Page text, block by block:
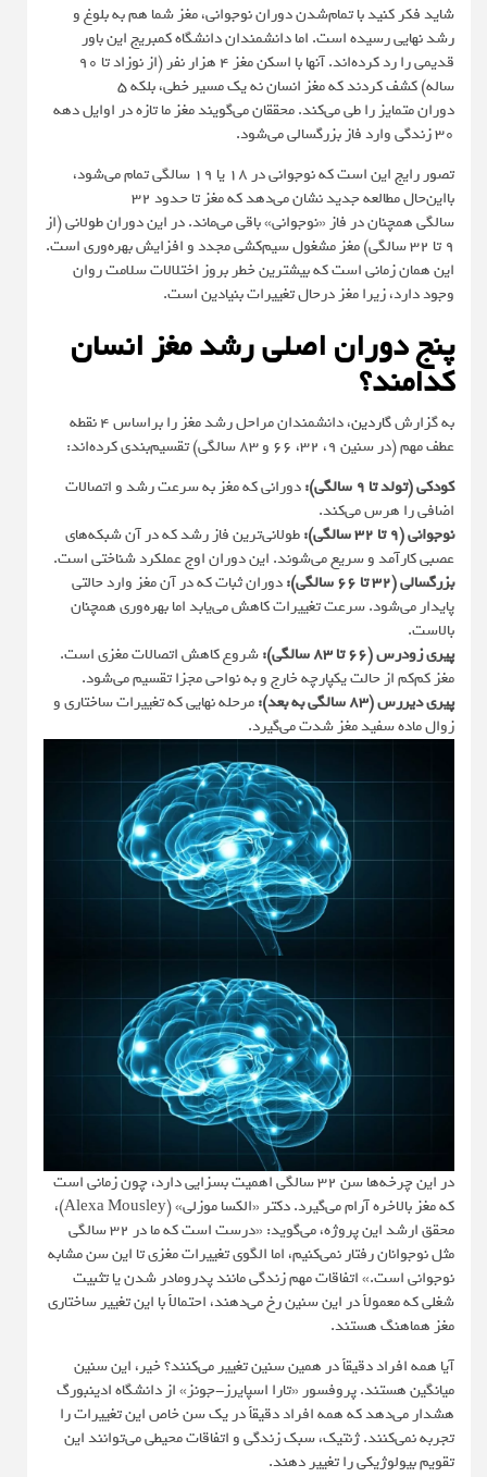
شاید فکر کنید با تمام‌شدن دوران نوجوانی، مغز شما هم به بلوغ و
رشد نهایی رسیده است. اما دانشمندان دانشگاه کمبریج این باور
قدیمی را رد کرده‌اند. آنها با اسکن مغز ۴ هزار نفر (از نوزاد تا ۹۰
ساله) کشف کردند که مغز انسان نه یک مسیر خطی، بلکه ۵
دوران متمایز را طی می‌کند. محققان می‌گویند مغز ما تازه در اوایل دهه
۳۰ زندگی وارد فاز بزرگسالی می‌شود.
تصور رایج این است که نوجوانی در ۱۸ یا ۱۹ سالگی تمام‌ می‌شود،
بااین‌حال مطالعه جدید نشان می‌دهد که مغز تا حدود ۳۲
سالگی همچنان در فاز «نوجوانی» باقی می‌ماند. در این دوران طولانی (از
۹ تا ۳۲ سالگی) مغز مشغول سیم‌کشی مجدد و افزایش بهره‌وری است.
این همان زمانی است که بیشترین خطر بروز اختلالات سلامت روان
وجود دارد، زیرا مغز درحال تغییرات بنیادین است.
پنج دوران اصلی رشد مغز انسان
کدامند؟
به گزارشگاردین
، دانشمندان مراحل رشد مغز را براساس ۴ نقطه
عطف مهم (در سنین ۹، ۳۲، ۶۶ و ۸۳ سالگی) تقسیم‌بندی کرده‌اند:
کودکی (تولد تا ۹ سالگی):
دورانی که مغز به سرعت رشد و اتصالات
اضافی را هرس می‌کند.
نوجوانی (۹ تا ۳۲ سالگی):
طولانی‌ترین فاز رشد که در آن شبکه‌های
عصبی کارآمد و سریع می‌شوند. این دوران اوج عملکرد شناختی است.
بزرگسالی (۳۲ تا ۶۶ سالگی):
دوران ثبات که در آن مغز وارد حالتی
پایدار می‌شود. سرعت تغییرات کاهش می‌یابد اما بهره‌وری همچنان
بالاست.
پیری زودرس (۶۶ تا ۸۳ سالگی):
شروع کاهش اتصالات مغزی است.
مغز کم‌کم از حالت یکپارچه خارج و به نواحی مجزا تقسیم می‌شود.
پیری دیررس (۸۳ سالگی به بعد):
مرحله نهایی که تغییرات ساختاری و
زوال ماده سفید مغز شدت می‌گیرد.
در این چرخه‌ها سن ۳۲ سالگی اهمیت بسزایی دارد، چون زمانی است
که مغز بالاخره آرام می‌گیرد. دکتر «الکسا موزلی» (Alexa Mousley)،
محقق ارشد این پروژه، می‌گوید: «درست است که ما در ۳۲ سالگی
مثل نوجوانان رفتار نمی‌کنیم، اما الگوی تغییرات مغزی تا این سن مشابه
نوجوانی است.» اتفاقات مهم زندگی مانند پدرومادر شدن یا تثبیت
شغلی که معمولاً در این سنین رخ می‌دهند، احتمالاً با این تغییر ساختاری
مغز هماهنگ هستند.
آیا همه افراد دقیقاً در همین سنین تغییر می‌کنند؟ خیر، این سنین
میانگین هستند. پروفسور «تارا اسپایرز-جونز» از دانشگاه ادینبورگ
هشدار می‌دهد که همه افراد دقیقاً در یک سن خاص این تغییرات را
تجربه نمی‌کنند. ژنتیک، سبک زندگی و اتفاقات محیطی می‌توانند این
تقویم بیولوژیکی را تغییر دهند.